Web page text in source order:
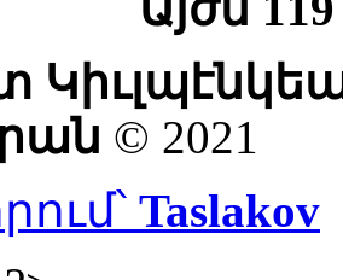
© 2021
Taslakov